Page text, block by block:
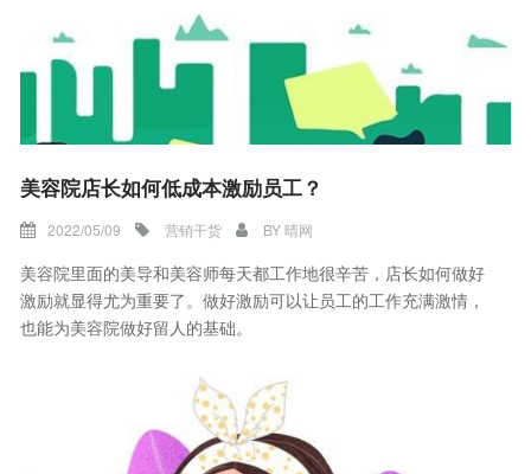
美容院店长如何低成本激励员工？
2022/05/09 营销干货 BY晴网
美容院里面的美导和美容师每天都工作地很辛苦，店长如何做好
激励就显得尤为重要了。做好激励可以让员工的工作充满激情，
也能为美容院做好留人的基础。